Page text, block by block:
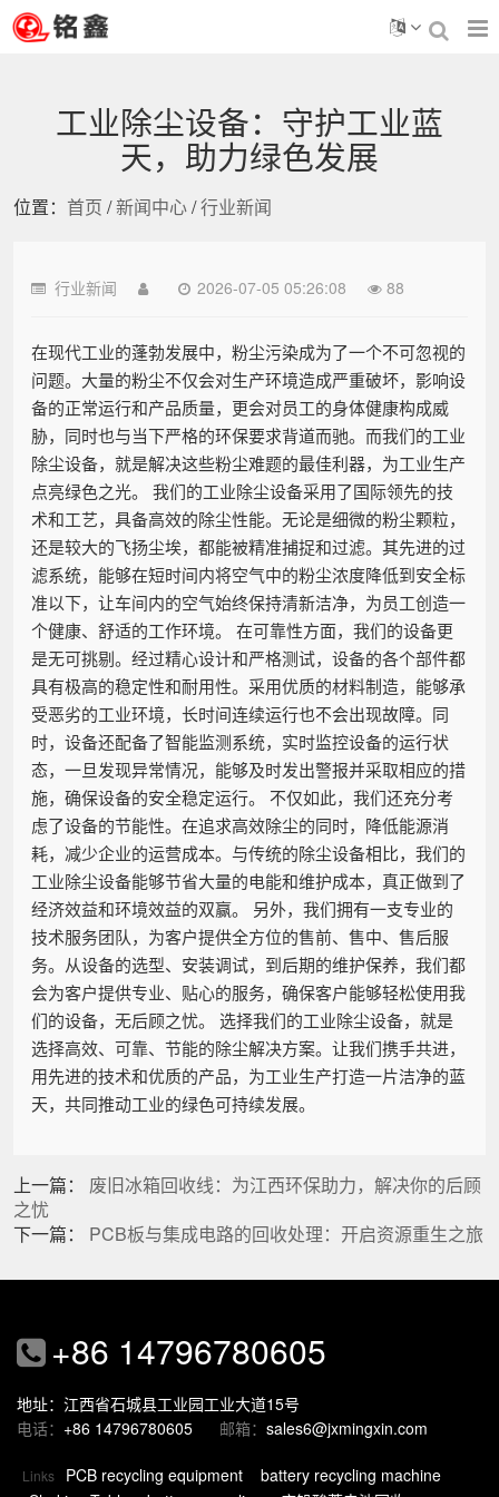
工业除尘设备：守护工业蓝
天，助力绿色发展
位置： 首页 /新闻中心/行业新闻
行业新闻 2026-07-05 05:26:08 88
在现代工业的蓬勃发展中，粉尘污染成为了一个不可忽视的
问题。大量的粉尘不仅会对生产环境造成严重破坏，影响设
备的正常运行和产品质量，更会对员工的身体健康构成威
胁，同时也与当下严格的环保要求背道而驰。而我们的工业
除尘设备，就是解决这些粉尘难题的最佳利器，为工业生产
点亮绿色之光。 我们的工业除尘设备采用了国际领先的技
术和工艺，具备高效的除尘性能。无论是细微的粉尘颗粒，
还是较大的飞扬尘埃，都能被精准捕捉和过滤。其先进的过
滤系统，能够在短时间内将空气中的粉尘浓度降低到安全标
准以下，让车间内的空气始终保持清新洁净，为员工创造一
个健康、舒适的工作环境。 在可靠性方面，我们的设备更
是无可挑剔。经过精心设计和严格测试，设备的各个部件都
具有极高的稳定性和耐用性。采用优质的材料制造，能够承
受恶劣的工业环境，长时间连续运行也不会出现故障。同
时，设备还配备了智能监测系统，实时监控设备的运行状
态，一旦发现异常情况，能够及时发出警报并采取相应的措
施，确保设备的安全稳定运行。 不仅如此，我们还充分考
虑了设备的节能性。在追求高效除尘的同时，降低能源消
耗，减少企业的运营成本。与传统的除尘设备相比，我们的
工业除尘设备能够节省大量的电能和维护成本，真正做到了
经济效益和环境效益的双赢。 另外，我们拥有一支专业的
技术服务团队，为客户提供全方位的售前、售中、售后服
务。从设备的选型、安装调试，到后期的维护保养，我们都
会为客户提供专业、贴心的服务，确保客户能够轻松使用我
们的设备，无后顾之忧。 选择我们的工业除尘设备，就是
选择高效、可靠、节能的除尘解决方案。让我们携手共进，
用先进的技术和优质的产品，为工业生产打造一片洁净的蓝
天，共同推动工业的绿色可持续发展。
上一篇： 废旧冰箱回收线：为江西环保助力，解决你的后顾
之忧
下一篇： PCB板与集成电路的回收处理：开启资源重生之旅
+86 14796780605
地址：江西省石城县工业园工业大道15号
电话： +86 14796780605 邮箱： sales6@jxmingxin.com
Links PCB recycling equipment
battery recycling machine